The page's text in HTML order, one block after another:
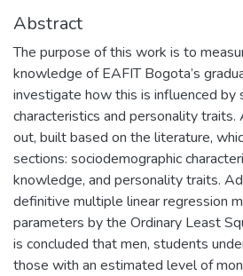
Abstract
The purpose of this work is to
knowledge of EAFIT Bogota’s
investigate how this is influenced by
characteristics and personality traits.
out, built based on the literature,
sections: sociodemographic
knowledge, and personality traits.
definitive multiple linear regression
parameters by the Ordinary Least
is concluded that men, students
those with an estimated level of